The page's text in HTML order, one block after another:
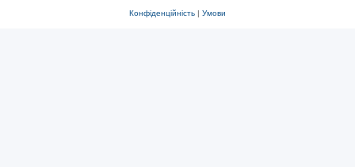
Конфіденційність | Умови